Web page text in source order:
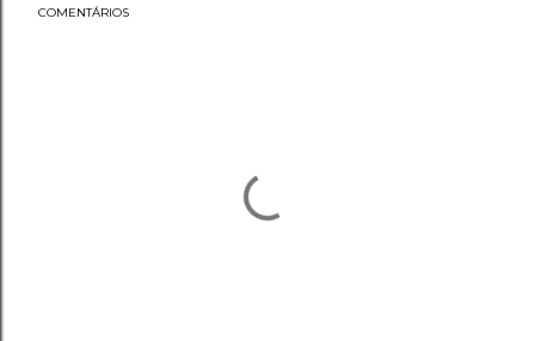
COMENTÁRIOS